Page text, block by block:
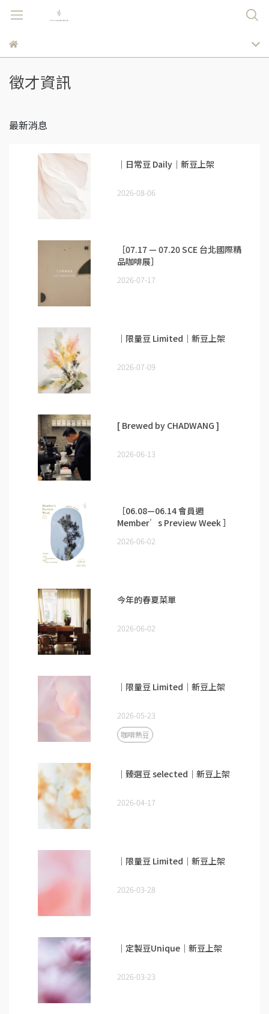
徵才資訊
最新消息
｜日常豆 Daily｜新豆上架
2026-08-06
［07.17 — 07.20 SCE 台北國際精
品咖啡展］
2026-07-17
｜限量豆 Limited｜新豆上架
2026-07-09
[ Brewed by CHADWANG ]
2026-06-13
［06.08—06.14 會員週
Member’s Preview Week ］
2026-06-02
今年的春夏菜單
2026-06-02
｜限量豆 Limited｜新豆上架
2026-05-23
咖啡熟豆
｜臻選豆 selected｜新豆上架
2026-04-17
｜限量豆 Limited｜新豆上架
2026-03-28
｜定製豆Unique｜新豆上架
2026-03-23